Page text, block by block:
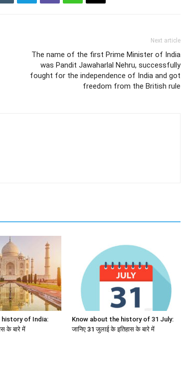
Next article
The name of the first Prime Minister of India
was Pandit Jawaharlal Nehru, successfully
fought for the independence of India and got
freedom from the British rule
history of India:
के बारे में
Know about the history of 31 July:
जानिए 31 जुलाई के इतिहास के बारे में